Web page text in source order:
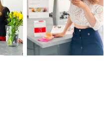
LA MIA ESPERIENZA
CON IL PROTOCOLLO
ALIMENTARE FORMULA
12